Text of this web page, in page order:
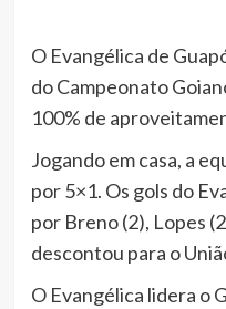
O Evangélica de
do Campeonato
100% de
Jogando em casa, a
por 5×1. Os gols do
por Breno (2), Lopes
descontou para o
O Evangélica lidera o